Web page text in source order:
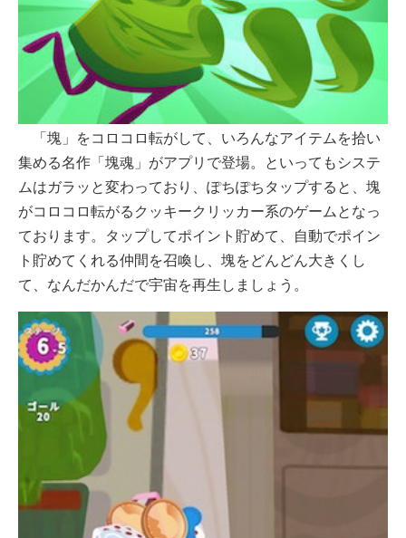
「塊」をコロコロ転がして、いろんなアイテムを拾い
集める名作「塊魂」がアプリで登場。といってもシステ
ムはガラッと変わっており、ぽちぽちタップすると、塊
がコロコロ転がるクッキークリッカー系のゲームとなっ
ております。タップしてポイント貯めて、自動でポイン
ト貯めてくれる仲間を召喚し、塊をどんどん大きくし
て、なんだかんだで宇宙を再生しましょう。